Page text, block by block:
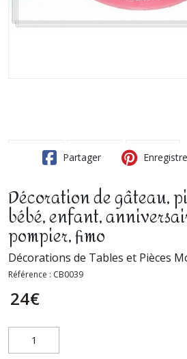
Partager
Décoration de gâteau,
bébé, enfant,
pompier, fimo
Décorations de Tables et Pièces
Référence : CB0039
24€